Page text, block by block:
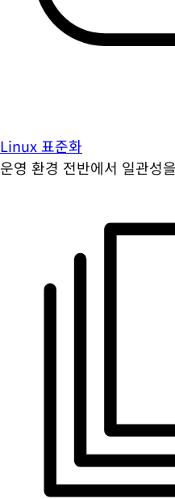
Linux 표준화
운영 환경 전반에서 일관성